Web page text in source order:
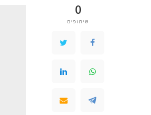
0
שיתופים